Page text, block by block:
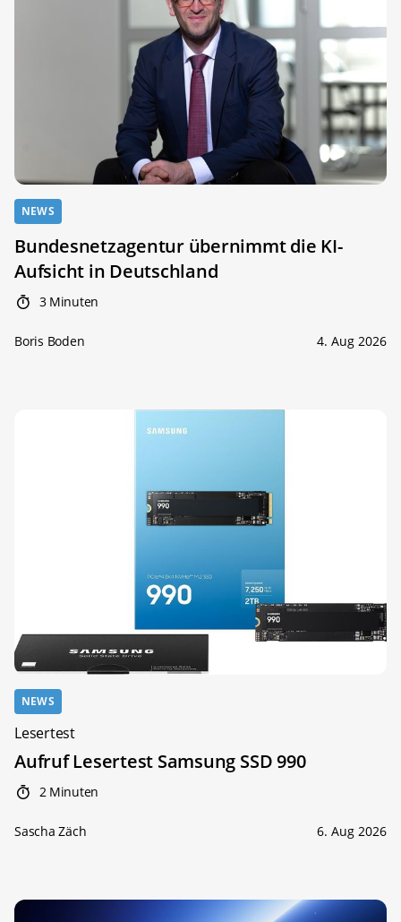
NEWS
Bundesnetzagentur übernimmt die KI-
Aufsicht in Deutschland
3 Minuten
Boris Boden 4. Aug 2026
NEWS
Lesertest
Aufruf Lesertest Samsung SSD 990
2 Minuten
Sascha Zäch 6. Aug 2026